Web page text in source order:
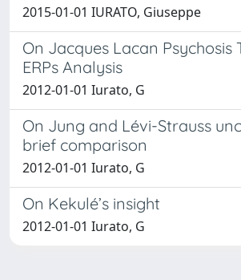
2015-01-01 IURATO, Giuseppe
On Jacques Lacan Psychosis
ERPs Analysis
2012-01-01 Iurato, G
On Jung and Lévi-Strauss
brief comparison
2012-01-01 Iurato, G
On Kekulé’s insight
2012-01-01 Iurato, G